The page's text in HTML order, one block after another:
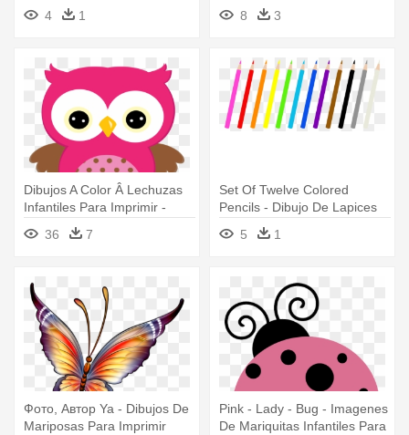
Dibujos De Animales A Color
Para Imprimir
4 1
Completo - Tarjetita De Circo
Para Editar
8 3
Dibujos A Color Â Lechuzas
Infantiles Para Imprimir -
Imagenes De Buhos
Animados
36 7
Set Of Twelve Colored
Pencils - Dibujo De Lapices
De Colores Para Imprimir
5 1
Фото, Автор Ya - Dibujos De
Mariposas Para Imprimir
Pink - Lady - Bug - Imagenes
De Mariquitas Infantiles Para